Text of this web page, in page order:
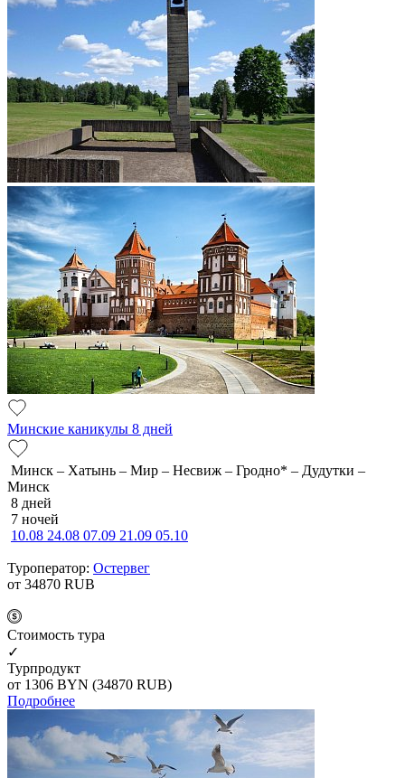
Минские каникулы 8 дней
Минск – Хатынь – Мир – Несвиж – Гродно* – Дудутки –
Минск
8 дней
7 ночей
10.08 24.08 07.09 21.09 05.10
Туроператор: Остервег
от 34870 RUB
Cтоимость тура
✓
Турпродукт
от 1306 BYN (34870 RUB)
Подробнее